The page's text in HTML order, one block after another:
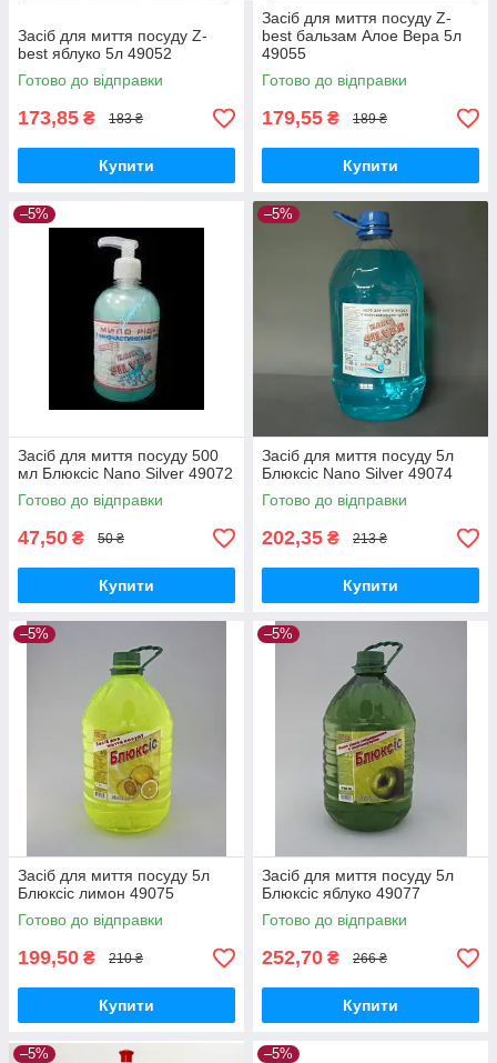
Засіб для миття посуду Z-
best яблуко 5л 49052
Готово до відправки
173,85 ₴ 183 ₴
Купити
Засіб для миття посуду Z-
best бальзам Алое Вера 5л
49055
Готово до відправки
179,55 ₴ 189 ₴
Купити
–5%
Засіб для миття посуду 500
мл Блюксіс Nano Silver 49072
Готово до відправки
47,50 ₴ 50 ₴
Купити
–5%
Засіб для миття посуду 5л
Блюксіс Nano Silver 49074
Готово до відправки
202,35 ₴ 213 ₴
Купити
–5%
Засіб для миття посуду 5л
Блюксіс лимон 49075
Готово до відправки
199,50 ₴ 210 ₴
Купити
–5%
Засіб для миття посуду 5л
Блюксіс яблуко 49077
Готово до відправки
252,70 ₴ 266 ₴
Купити
–5% –5%